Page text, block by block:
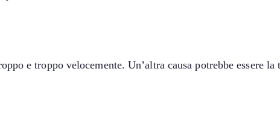
e troppo velocemente. Un’altra causa potrebbe essere